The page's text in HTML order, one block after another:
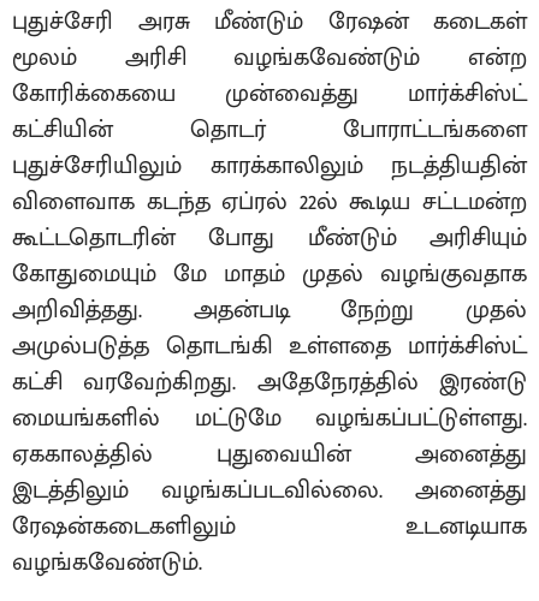
புதுச்சேரி அரசு மீண்டும் ரேஷன் கடைகள்
மூலம் அரிசி வழங்கவேண்டும் என்ற
கோரிக்கையை முன்வைத்து மார்க்சிஸ்ட்
கட்சியின் தொடர் போராட்டங்களை
புதுச்சேரியிலும் காரக்காலிலும் நடத்தியதின்
விளைவாக கடந்த ஏப்ரல் 22ல் கூடிய சட்டமன்ற
கூட்டதொடரின் போது மீண்டும் அரிசியும்
கோதுமையும் மே மாதம் முதல் வழங்குவதாக
அறிவித்தது. அதன்படி நேற்று முதல்
அமுல்படுத்த தொடங்கி உள்ளதை மார்க்சிஸ்ட்
கட்சி வரவேற்கிறது. அதேநேரத்தில் இரண்டு
மையங்களில் மட்டுமே வழங்கப்பட்டுள்ளது.
ஏககாலத்தில் புதுவையின் அனைத்து
இடத்திலும் வழங்கப்படவில்லை. அனைத்து
ரேஷன்கடைகளிலும் உடனடியாக
வழங்கவேண்டும்.